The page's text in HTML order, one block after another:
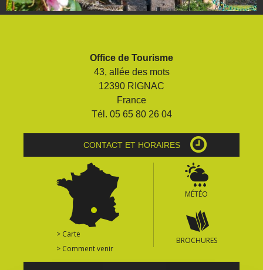
Office de Tourisme
43, allée des mots
12390 RIGNAC
France
Tél. 05 65 80 26 04
CONTACT ET HORAIRES
> Carte
> Comment venir
MÉTÉO
BROCHURES